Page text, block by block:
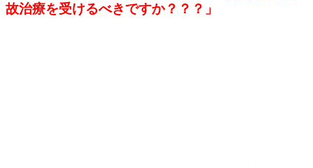
故治療を受けるべきですか？？？」